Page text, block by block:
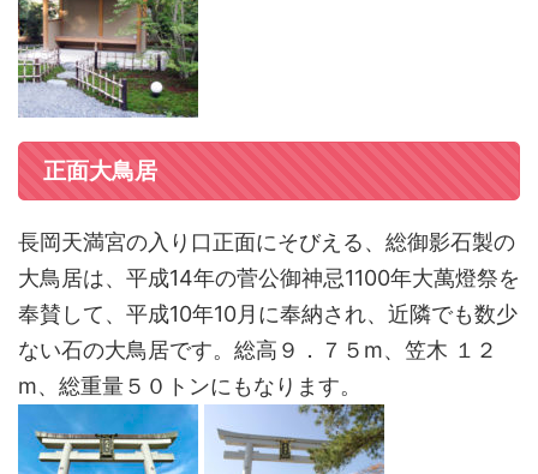
正面大鳥居
長岡天満宮の入り口正面にそびえる、総御影石製の
大鳥居は、平成14年の菅公御神忌1100年大萬燈祭を
奉賛して、平成10年10月に奉納され、近隣でも数少
ない石の大鳥居です。総高９．７５m、笠木 １２
m、総重量５０トンにもなります。